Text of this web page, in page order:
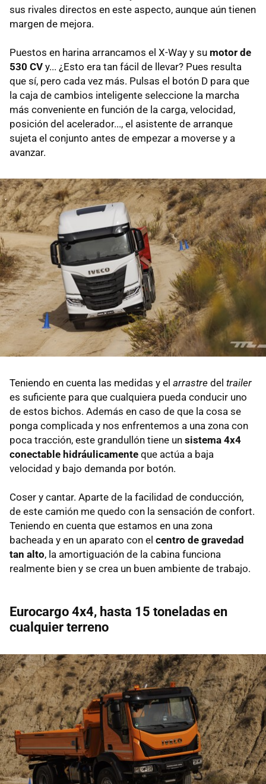
sus rivales directos en este aspecto, aunque aún tienen
margen de mejora.
Puestos en harina arrancamos el X-Way y su motor de
530 CV y... ¿Esto era tan fácil de llevar? Pues resulta
que sí, pero cada vez más. Pulsas el botón D para que
la caja de cambios inteligente seleccione la marcha
más conveniente en función de la carga, velocidad,
posición del acelerador..., el asistente de arranque
sujeta el conjunto antes de empezar a moverse y a
avanzar.
Teniendo en cuenta las medidas y el arrastre del trailer
es suficiente para que cualquiera pueda conducir uno
de estos bichos. Además en caso de que la cosa se
ponga complicada y nos enfrentemos a una zona con
poca tracción, este grandullón tiene un sistema 4x4
conectable hidráulicamente que actúa a baja
velocidad y bajo demanda por botón.
Coser y cantar. Aparte de la facilidad de conducción,
de este camión me quedo con la sensación de confort.
Teniendo en cuenta que estamos en una zona
bacheada y en un aparato con el centro de gravedad
tan alto, la amortiguación de la cabina funciona
realmente bien y se crea un buen ambiente de trabajo.
Eurocargo 4x4, hasta 15 toneladas en
cualquier terreno